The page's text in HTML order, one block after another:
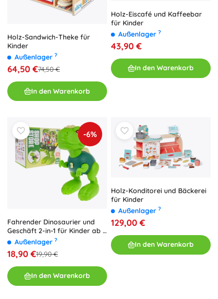
Holz-Sandwich-Theke für
Kinder
Außenlager ?
64,50 €74,50 €
In den Warenkorb
Holz-Eiscafé und Kaffeebar
für Kinder
Außenlager ?
43,90 €
In den Warenkorb
-6%
Fahrender Dinosaurier und
Geschäft 2-in-1 für Kinder ab 3
Jahren
Außenlager ?
18,90 €19,90 €
In den Warenkorb
Holz-Konditorei und Bäckerei
für Kinder
Außenlager ?
129,00 €
In den Warenkorb